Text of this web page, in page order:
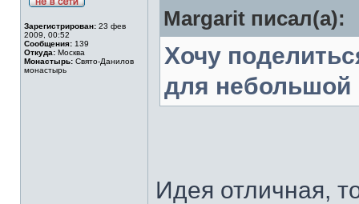
Зарегистрирован: 23 фев
2009, 00:52
Сообщения: 139
Откуда: Москва
Монастырь: Свято-Данилов
монастырь
Margarit писал(а):
Хочу
для небольшой
Идея отличная,